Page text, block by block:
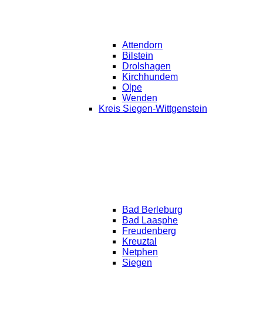
Attendorn
Bilstein
Drolshagen
Kirchhundem
Olpe
Wenden
Kreis Siegen-Wittgenstein
Bad Berleburg
Bad Laasphe
Freudenberg
Kreuztal
Netphen
Siegen